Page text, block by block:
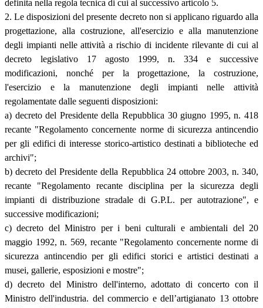
definita nella regola tecnica di cui al successivo articolo 5.
2. Le disposizioni del presente decreto non si applicano riguardo alla
progettazione, alla costruzione, all'esercizio e alla manutenzione
degli impianti nelle attività a rischio di incidente rilevante di cui al
decreto legislativo 17 agosto 1999, n. 334 e successive
modificazioni, nonché per la progettazione, la costruzione,
l'esercizio e la manutenzione degli impianti nelle attività
regolamentate dalle seguenti disposizioni:
a) decreto del Presidente della Repubblica 30 giugno 1995, n. 418
recante "Regolamento concernente norme di sicurezza antincendio
per gli edifici di interesse storico-artistico destinati a biblioteche ed
archivi";
b) decreto del Presidente della Repubblica 24 ottobre 2003, n. 340,
recante "Regolamento recante disciplina per la sicurezza degli
impianti di distribuzione stradale di G.P.L. per autotrazione", e
successive modificazioni;
c) decreto del Ministro per i beni culturali e ambientali del 20
maggio 1992, n. 569, recante "Regolamento concernente norme di
sicurezza antincendio per gli edifici storici e artistici destinati a
musei, gallerie, esposizioni e mostre";
d) decreto del Ministro dell'interno, adottato di concerto con il
Ministro dell'industria. del commercio e dell’artigianato 13 ottobre